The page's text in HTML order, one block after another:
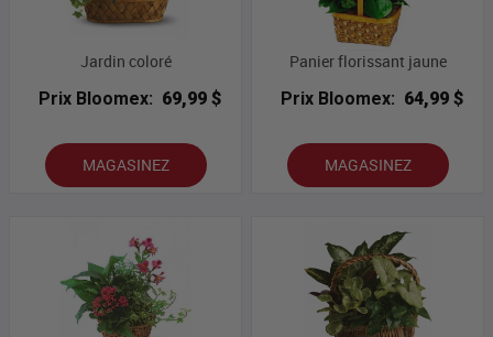
Jardin coloré
Prix Bloomex: 69,99 $
MAGASINEZ
Panier florissant jaune
Prix Bloomex: 64,99 $
MAGASINEZ